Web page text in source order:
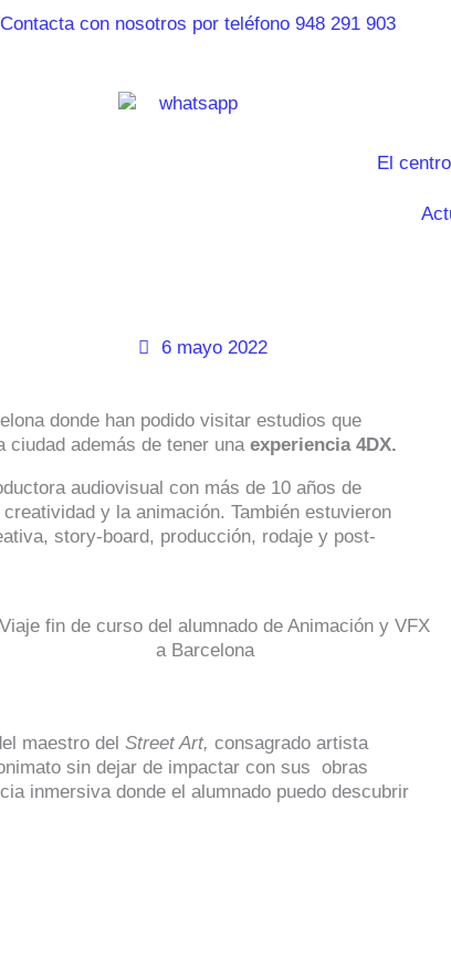
El centro
6 mayo 2022
donde han podido visitar estudios que
además de tener una experiencia 4DX.
audiovisual con más de 10 años de
y la animación. También estuvieron
story-board, producción, rodaje y post-
maestro del Street Art, consagrado artista
sin dejar de impactar con sus obras
inmersiva donde el alumnado puedo descubrir